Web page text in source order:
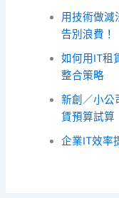
用技術做減
告別浪費！
如何用IT租
整合策略
新創／小公
賃預算試算
企業IT效率